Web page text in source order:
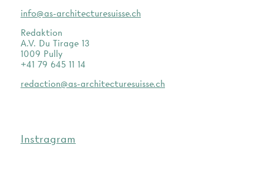
info@as-architecturesuisse.ch
Redaktion
A.V. Du Tirage 13
1009 Pully
+41 79 645 11 14
redaction@as-architecturesuisse.ch
Instragram